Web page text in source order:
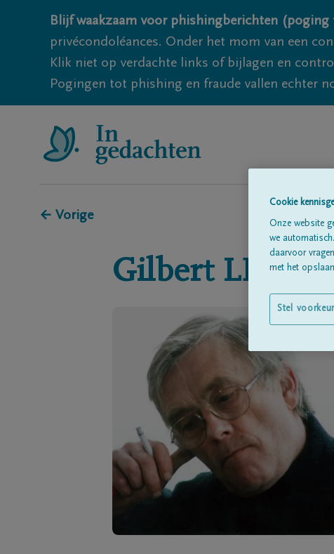
Blijf waakzaam voor phishingberichten
privécondoléances. Onder het mom van een
Klik niet op verdachte links of bijlagen en
Pogingen tot phishing en fraude vallen echter
← Vorige
Gilbert
Cookie
Onze website
we
daarvoor
met het
Stel